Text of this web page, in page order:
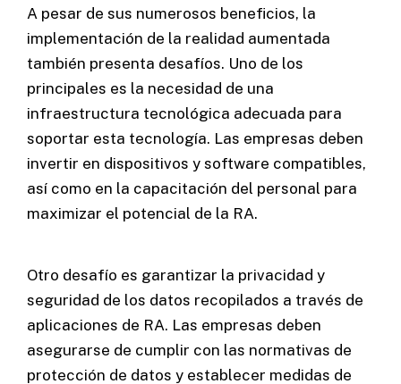
A pesar de sus numerosos beneficios, la
implementación de la realidad aumentada
también presenta desafíos. Uno de los
principales es la necesidad de una
infraestructura tecnológica adecuada para
soportar esta tecnología. Las empresas deben
invertir en dispositivos y software compatibles,
así como en la capacitación del personal para
maximizar el potencial de la RA.
Otro desafío es garantizar la privacidad y
seguridad de los datos recopilados a través de
aplicaciones de RA. Las empresas deben
asegurarse de cumplir con las normativas de
protección de datos y establecer medidas de